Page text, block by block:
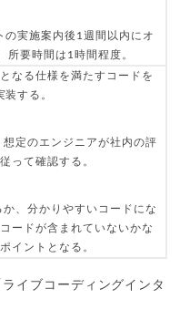
の実施案内後1週間以内にオ
所要時間は1時間程度。
なる仕様を満たすコードを
装する。
定のエンジニアが社内の評
って確認する。
、分かりやすいコードにな
ードが含まれていないかな
イントとなる。
イブコーディングインタ